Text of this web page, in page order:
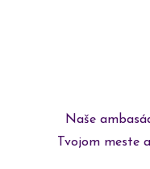
Naše
Tvojom meste